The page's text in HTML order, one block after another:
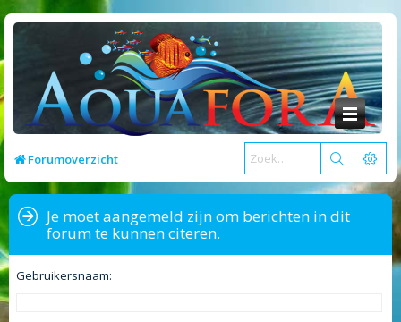
Forumoverzicht
Je moet aangemeld zijn om berichten in dit
forum te kunnen citeren.
Gebruikersnaam: